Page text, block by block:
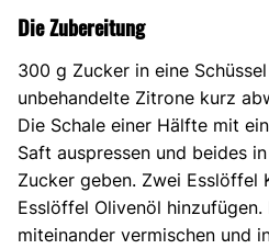
Die Zubereitung
300 g Zucker in eine
unbehandelte Zitrone kurz
Die Schale einer Hälfte mit
Saft auspressen und beides
Zucker geben. Zwei Esslöffel
Esslöffel Olivenöl
miteinander vermischen und